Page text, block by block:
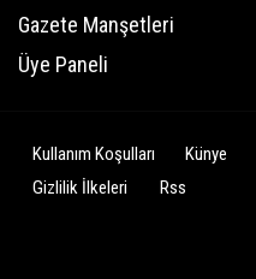
Gazete Manşetleri
Üye Paneli
Kullanım Koşulları Künye
Gizlilik İlkeleri
Rss